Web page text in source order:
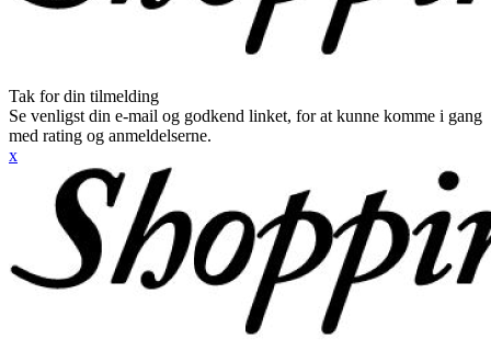
Tak for din tilmelding
Se venligst din e-mail og godkend linket, for at kunne komme i gang
med rating og anmeldelserne.
x